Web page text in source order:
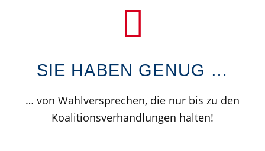
SIE HABEN GENUG …​
… von Wahlversprechen, die nur bis zu den
Koalitionsverhandlungen halten!